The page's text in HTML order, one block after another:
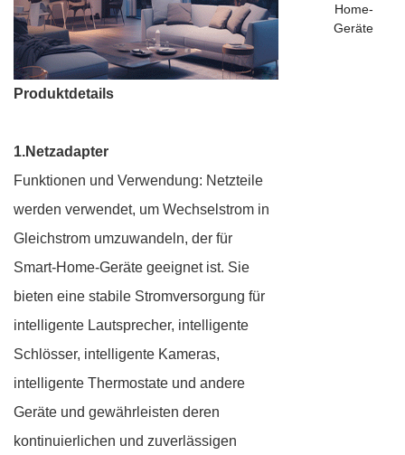
Produktdetails
1.Netzadapter
Funktionen und Verwendung: Netzteile
werden verwendet, um Wechselstrom in
Gleichstrom umzuwandeln, der für
Smart-Home-Geräte geeignet ist. Sie
bieten eine stabile Stromversorgung für
intelligente Lautsprecher, intelligente
Schlösser, intelligente Kameras,
intelligente Thermostate und andere
Geräte und gewährleisten deren
kontinuierlichen und zuverlässigen
Home-
Geräte